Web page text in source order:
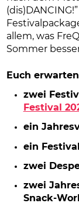
allem, was
Sommer
Euch
zwei
Festival
ein
ein
zwei
zwei
Snack-